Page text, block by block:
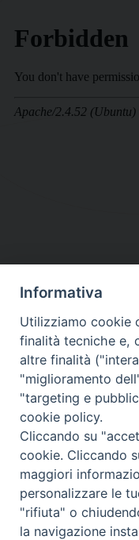
DIOCESI
Contatti:Tel.:
E-mail:
Orari: dal
Lunedì,
Diocesi
Informativa
Utilizziamo cookie
finalità tecniche e,
altre finalità
"miglioramento
"targeting e
cookie policy.
Cliccando su
cookie. Cliccando
maggiori
personalizzare le
"rifiuta" o
la navigazione